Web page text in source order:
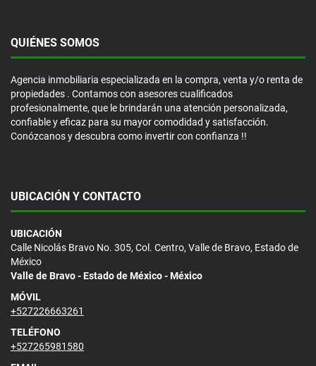
QUIÉNES SOMOS
Agencia inmobiliaria especializada en la compra, venta y/o renta de
propiedades . Contamos con asesores cualificados
profesionalmente, que le brindarán una atención personalizada,
confiable y eficaz para su mayor comodidad y satisfacción.
Conózcanos y descubra como invertir con confianza !!
UBICACIÓN Y CONTACTO
UBICACIÓN
Calle Nicolás Bravo No. 305, Col. Centro, Valle de Bravo, Estado de
México
Valle de Bravo - Estado de México - México
MÓVIL
+527226663261
TELÉFONO
+527265981580